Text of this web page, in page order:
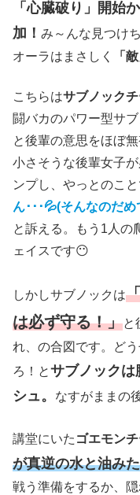
「心臓破り」開始
加！ み～んな見つけ
オーラはまさしく
「敵
こちらはサブノック
闘バカのパワー型サ
と後輩の意思をほぼ
小さそうな後輩女子
ンプし、やっとのこ
ん･･･💦(そんなのだ
と訴える。もう1人の
ェイスです😶
しかしサブノックは
は必ず守る！」と
れ、の合図です。ど
ろ！とサブノックは
シュ。
なすがままの
講堂にいた ゴエモン
が真逆の水と油み
戦う準備をするか、